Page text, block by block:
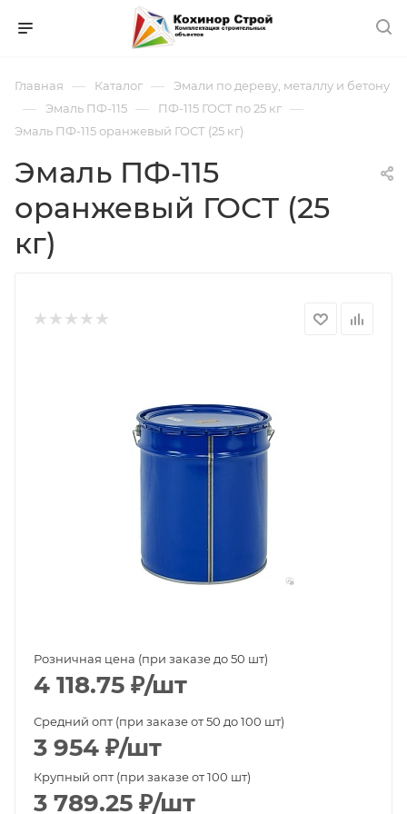
Главная — Каталог — Эмали по дереву, металлу и бетону
— Эмаль ПФ-115 — ПФ-115 ГОСТ по 25 кг —
Эмаль ПФ-115 оранжевый ГОСТ (25 кг)
Эмаль ПФ-115
оранжевый ГОСТ (25
кг)
Розничная цена (при заказе до 50 шт)
4 118.75 ₽/шт
Средний опт (при заказе от 50 до 100 шт)
3 954 ₽/шт
Крупный опт (при заказе от 100 шт)
3 789.25 ₽/шт